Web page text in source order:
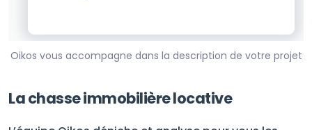
Oikos vous accompagne dans la description de votre projet
La chasse immobilière locative